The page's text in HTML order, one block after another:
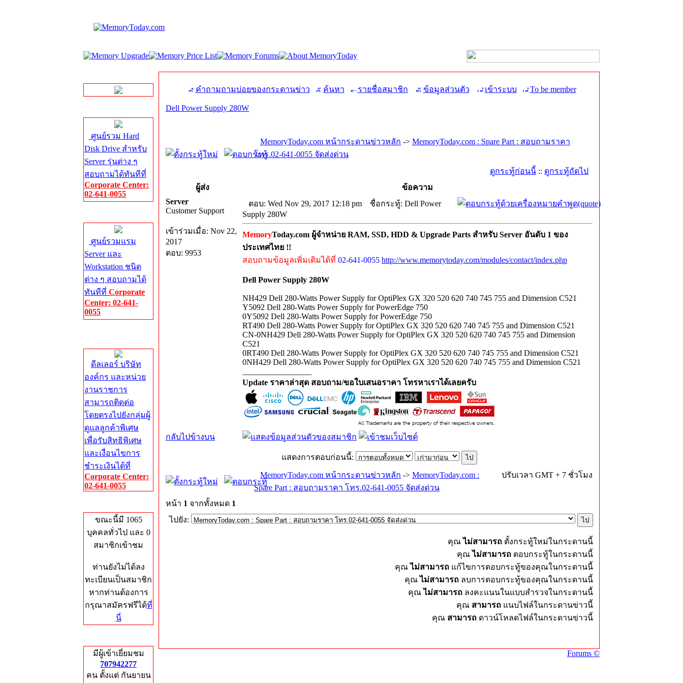
ศูนย์รวม Hard
Disk Drive สำหรับ
Server รุ่นต่าง ๆ
สอบถามได้ทันทีที่
Corporate Center:
02-641-0055
ศูนย์รวมแรม
Server และ
Workstation ชนิด
ต่าง ๆ สอบถามได้
ทันทีที่ Corporate
Center: 02-641-
0055
ดีลเลอร์ บริษัท
องค์กร และหน่วย
งานราชการ
สามารถติดต่อ
โดยตรงไปยังกลุ่มผู้
ดูแลลูกค้าพิเศษ
เพื่อรับสิทธิพิเศษ
และเงื่อนไขการ
ชำระเงินได้ที่
Corporate Center:
02-641-0055
ขณะนี้มี 1065
บุคคลทั่วไป และ 0
สมาชิกเข้าชม
ท่านยังไม่ได้ลง
ทะเบียนเป็นสมาชิก
หากท่านต้องการ
กรุณาสมัครฟรีได้ที่
นี่
มีผู้เข้าเยี่ยมชม
707942277
คน ตั้งแต่ กันยายน
คำถามถามบ่อยของกระดานข่าว ค้นหา รายชื่อสมาชิก ข้อมูลส่วนตัว เข้าระบบ To be member
Dell Power Supply 280W
MemoryToday.com หน้ากระดานข่าวหลัก -> MemoryToday.com : Spare Part : สอบถามราคา
โทร.02-641-0055 จัดส่งด่วน
ดูกระทู้ก่อนนี้ :: ดูกระทู้ถัดไป
ผู้ส่ง
ข้อความ
Server
Customer Support
เข้าร่วมเมื่อ: Nov 22,
2017
ตอบ: 9953
ตอบ: Wed Nov 29, 2017 12:18 pm
ชื่อกระทู้: Dell Power
Supply 280W
MemoryToday.com ผู้จำหน่าย RAM, SSD, HDD & Upgrade Parts สำหรับ Server อันดับ 1 ของ
ประเทศไทย !!
สอบถามข้อมูลเพิ่มเติมได้ที่ 02-641-0055 http://www.memorytoday.com/modules/contact/index.php
Dell Power Supply 280W
NH429 Dell 280-Watts Power Supply for OptiPlex GX 320 520 620 740 745 755 and Dimension C521
Y5092 Dell 280-Watts Power Supply for PowerEdge 750
0Y5092 Dell 280-Watts Power Supply for PowerEdge 750
RT490 Dell 280-Watts Power Supply for OptiPlex GX 320 520 620 740 745 755 and Dimension C521
CN-0NH429 Dell 280-Watts Power Supply for OptiPlex GX 320 520 620 740 745 755 and Dimension
C521
0RT490 Dell 280-Watts Power Supply for OptiPlex GX 320 520 620 740 745 755 and Dimension C521
0NH429 Dell 280-Watts Power Supply for OptiPlex GX 320 520 620 740 745 755 and Dimension C521
Update ราคาล่าสุด สอบถาม/ขอใบเสนอราคา โทรหาเราได้เลยครับ
กลับไปข้างบน
แสดงการตอบก่อนนี้:
MemoryToday.com หน้ากระดานข่าวหลัก -> MemoryToday.com :
Spare Part : สอบถามราคา โทร.02-641-0055 จัดส่งด่วน
ปรับเวลา GMT + 7 ชั่วโมง
หน้า 1 จากทั้งหมด 1
ไปยัง:
คุณไม่สามารถ ตั้งกระทู้ใหม่ในกระดานนี้
คุณไม่สามารถ ตอบกระทู้ในกระดานนี้
คุณไม่สามารถ แก้ไขการตอบกระทู้ของคุณในกระดานนี้
คุณไม่สามารถ ลบการตอบกระทู้ของคุณในกระดานนี้
คุณไม่สามารถ ลงคะแนนในแบบสำรวจในกระดานนี้
คุณ สามารถ แนบไฟล์ในกระดานข่าวนี้
คุณ สามารถ ดาวน์โหลดไฟล์ในกระดานข่าวนี้
Forums ©